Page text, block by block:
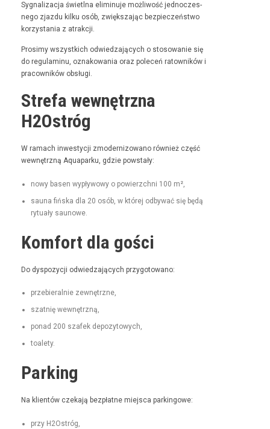
Syg­nal­iza­c­ja świ­etl­na elimin­u­je możli­wość jed­noczes­
nego zjaz­du kilku osób, zwięk­sza­jąc bez­pieczeńst­wo
korzys­ta­nia z atrakcji.
Prosimy wszys­t­kich odwiedza­ją­cych o stosowanie się
do reg­u­laminu, oznakowa­nia oraz pole­ceń ratown­ików i
pra­cown­ików obsługi.
Strefa wewnętrzna
H2Ostróg
W ramach inwest­y­cji zmod­ern­i­zowano również część
wewnętrzną Aqua­parku, gdzie powstały:
nowy basen wypły­wowy o powierzch­ni 100 m²,
sauna fińs­ka dla 20 osób, w której odby­wać się będą
rytu­ały saunowe.
Komfort dla gości
Do dys­pozy­cji odwiedza­ją­cych przygotowano:
prze­bier­al­nie zewnętrzne,
szat­nię wewnętrzną,
pon­ad 200 szafek depozytowych,
toale­ty.
Parking
Na klien­tów czeka­ją bezpłatne miejs­ca parkingowe:
przy H2Ostróg,